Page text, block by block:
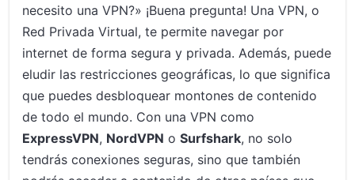
necesito una VPN?» ¡Buena pregunta! Una VPN, o
Red Privada Virtual, te permite navegar por
internet de forma segura y privada. Además, puede
eludir las restricciones geográficas, lo que significa
que puedes desbloquear montones de contenido
de todo el mundo. Con una VPN como
ExpressVPN, NordVPN oSurfshark, no solo
tendrás conexiones seguras, sino que también